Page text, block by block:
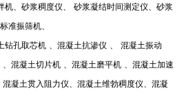
、砂浆稠度仪、
砂浆凝结时间测定仪、砂浆
准振筛机、
钻孔取芯机 、混凝土抗渗仪 、
混凝土振动
、混凝土切片机 、混凝土磨平机 、混凝土加速
凝土贯入阻力仪、混凝土维勃稠度仪、混凝